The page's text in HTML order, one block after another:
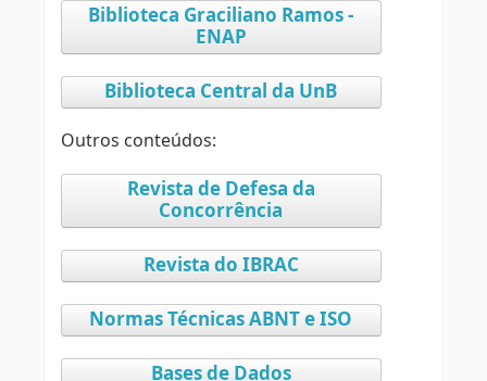
Biblioteca Graciliano Ramos -
ENAP
Biblioteca Central da UnB
Outros conteúdos:
Revista de Defesa da
Concorrência
Revista do IBRAC
Normas Técnicas ABNT e ISO
Bases de Dados